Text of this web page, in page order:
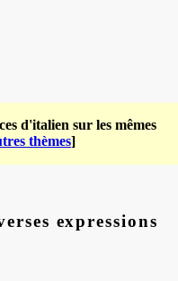
d'italien sur les mêmes
thèmes]
expressions